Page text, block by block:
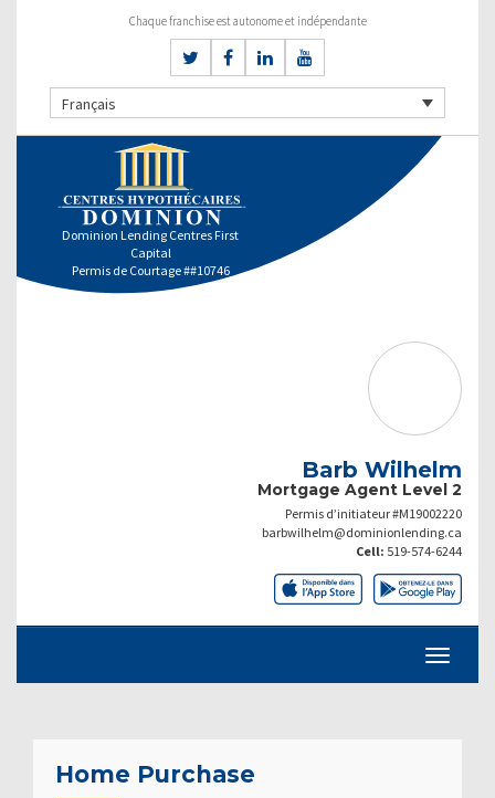
Chaque franchise est autonome et indépendante
Français
Dominion Lending Centres First
Capital
Permis de Courtage ##10746
Barb Wilhelm
Mortgage Agent Level 2
Permis d’initiateur #M19002220
barbwilhelm@dominionlending.ca
Cell: 519-574-6244
Home Purchase